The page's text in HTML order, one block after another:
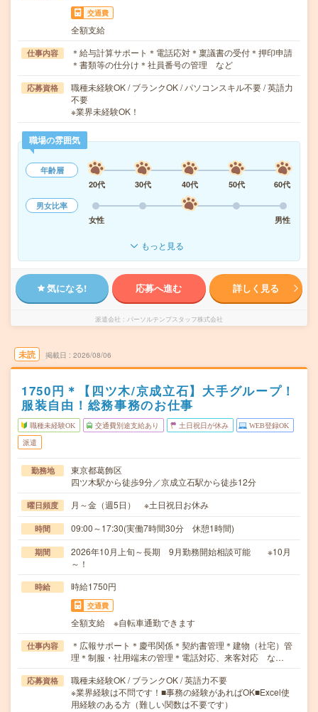
交通費
全額支給
仕事内容
＊給与計算サポート＊電話応対＊稟議書の受付＊押印申請
＊書類等の仕分け＊社員番号の管理 など
応募資格
職種未経験OK / ブランクOK / パソコンスキル不要 / 英語力
不要
※業界未経験OK！
職場の雰囲気
年齢層
20代
30代 40代 50代
60代
男女比率
女性
男性
もっと見る
気になる! 応募へ進む 詳しく見る
派遣会社 パーソルテンプスタッフ株式会社
未読 掲載日 2026/08/06
1750円＊【四ツ木/京成立石】大手グループ！
服装自由！総務事務のお仕事
職種未経験OK 交通費別途支給あり 土日祝日が休み WEB登録OK
派遣
勤務地
東京都葛飾区
四ツ木駅から徒歩9分／京成立石駅から徒歩12分
曜日頻度 月～金（週5日） ※土日祝日お休み
時間 09:00～17:30(実働7時間30分 休憩1時間)
期間
2026年10月上旬～長期 9月勤務開始相談可能 ※10月
～！
時給 時給1750円
交通費
全額支給 ※自転車通勤できます
仕事内容
＊広報サポート＊慶弔関係＊契約書管理＊建物（社宅）管
理＊制服・社用端末の管理＊電話対応、来客対応 な…
応募資格
職種未経験OK / ブランクOK / 英語力不要
※業界経験は不問です！■事務の経験があればOK■Excel使
用経験のある方（難しい関数は不要です）